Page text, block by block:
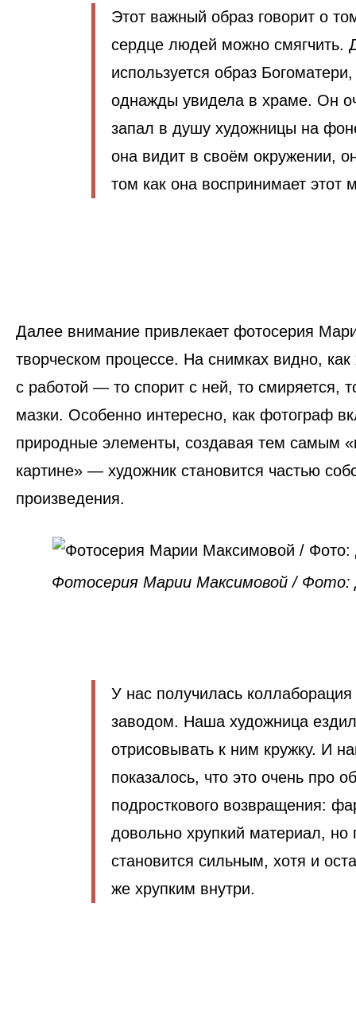
Этот важный образ говорит о
сердце людей можно смягчить.
используется образ
однажды увидела в храме. Он
запал в душу художницы на
она видит в своём окружении,
том как она воспринимает этот
Далее внимание привлекает фотосерия
творческом процессе. На снимках видно, как
с работой — то спорит с ней, то смиряется,
мазки. Особенно интересно, как фотограф
природные элементы, создавая тем самым
картине» — художник становится частью
произведения.
Фотосерия Марии Максимовой / Фото:
У нас получилась
заводом. Наша художница
отрисовывать к ним кружку. И
показалось, что это очень про
подросткового возвращения:
довольно хрупкий материал, но
становится сильным, хотя и
же хрупким внутри.